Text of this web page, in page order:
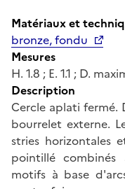
Matériaux et
bronze, fondu
Mesures
H. 1.8 ; E. 1.1 ; D.
Description
Cercle aplati fermé.
bourrelet externe.
stries horizontales
pointillé combinés
motifs à base